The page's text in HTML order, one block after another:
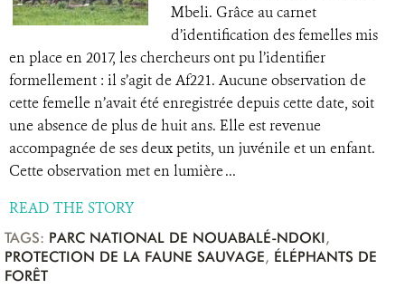
Mbeli. Grâce au carnet
d’identification des femelles mis
en place en 2017, les chercheurs ont pu l’identifier
formellement : il s’agit de Af221. Aucune observation de
cette femelle n’avait été enregistrée depuis cette date, soit
une absence de plus de huit ans. Elle est revenue
accompagnée de ses deux petits, un juvénile et un enfant.
Cette observation met en lumière ...
READ THE STORY
TAGS: PARC NATIONAL DE NOUABALÉ-NDOKI,
PROTECTION DE LA FAUNE SAUVAGE, ÉLÉPHANTS DE
FORÊT